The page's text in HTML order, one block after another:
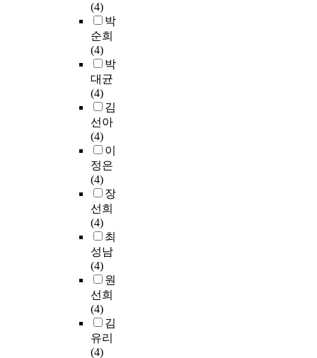
(4)
박
순희
(4)
박
대균
(4)
김
선아
(4)
이
정은
(4)
장
선희
(4)
최
성남
(4)
원
선희
(4)
김
유리
(4)